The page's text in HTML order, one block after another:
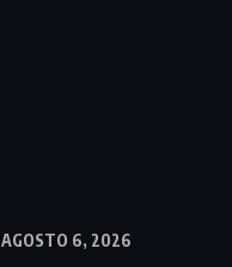
AGOSTO 6, 2026